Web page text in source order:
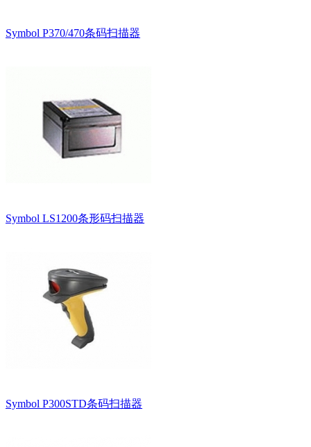
Symbol P370/470条码扫描器
Symbol LS1200条形码扫描器
Symbol P300STD条码扫描器